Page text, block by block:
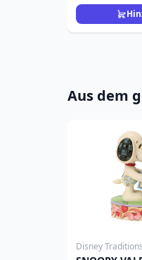
Aus dem
Disney Traditions